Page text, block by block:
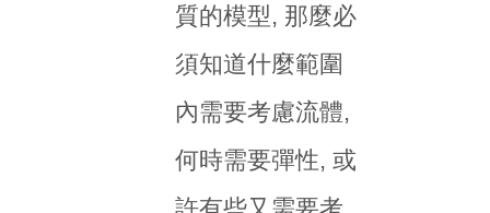
質的模型, 那麼必
須知道什麼範圍
內需要考慮流體,
何時需要彈性, 或